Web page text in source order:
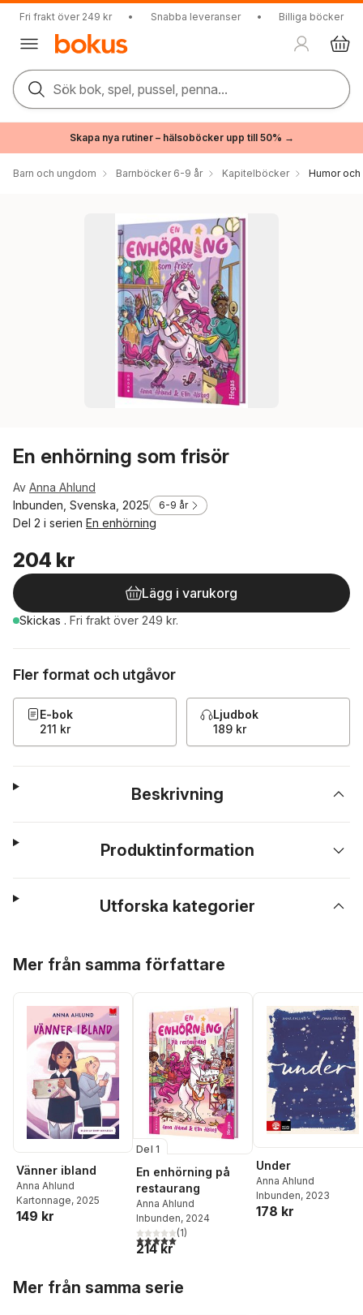
Fri frakt över 249 kr • Snabba leveranser • Billiga böcker
Sök bok, spel, pussel, penna...
Skapa nya rutiner – hälsoböcker upp till 50% →
Barn och ungdom Barnböcker 6-9 år Kapitelböcker Humor
En enhörning som frisör
Av Anna Ahlund
Inbunden, Svenska, 2025
6-9 år
Del 2 i serien En enhörning
204 kr
Lägg i varukorg
Skickas . Fri frakt över 249 kr.
Fler format och utgåvor
E-bok
211 kr
Ljudbok
189 kr
Beskrivning
Produktinformation
Utforska kategorier
Mer från samma författare
Vänner ibland
Anna Ahlund
Kartonnage, 2025
149 kr
Del 1
En enhörning på
restaurang
Anna Ahlund
Inbunden, 2024
5,0utav 5 stjärnor. Totalt antal röster:
(1)
214 kr
Under
Anna Ahlund
Inbunden, 2023
178 kr
Mer från samma serie